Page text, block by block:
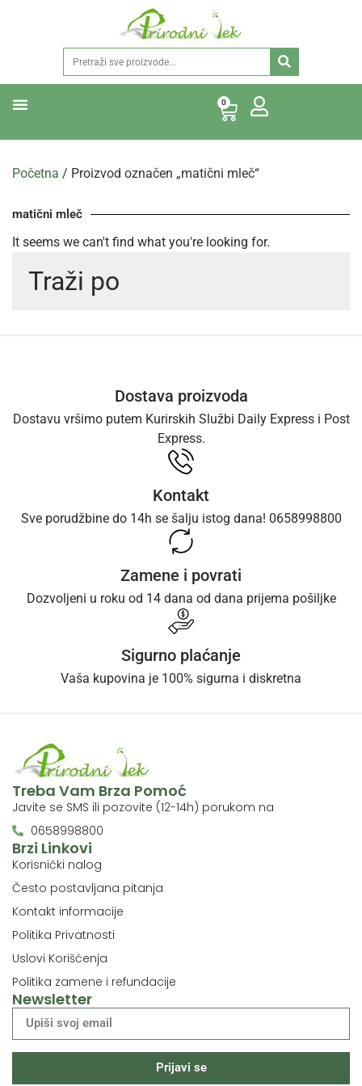
0
Traži po
Početna / Proizvod označen „matični mleč“
matični mleč
It seems we can't find what you're looking for.
Dostava proizvoda
Dostavu vršimo putem Kurirskih Službi Daily Express i Post
Express.
Kontakt
Sve porudžbine do 14h se šalju istog dana! 0658998800
Zamene i povrati
Dozvoljeni u roku od 14 dana od dana prijema pošiljke
Sigurno plaćanje
Vaša kupovina je 100% sigurna i diskretna
Brzi Linkovi
Korisnički nalog
Često postavljana pitanja
Kontakt informacije
Politika Privatnosti
Uslovi Korišćenja
Politika zamene i refundacije
Treba Vam Brza Pomoć
Javite se SMS ili pozovite (12-14h) porukom na
0658998800
Newsletter
Prijavi se